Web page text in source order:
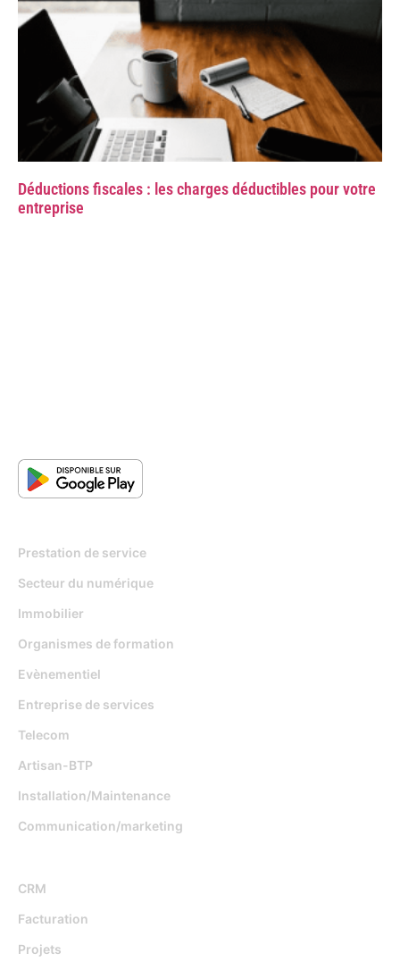
Déductions fiscales : les charges déductibles pour votre
entreprise
Prestation de service
Secteur du numérique
Immobilier
Organismes de formation
Evènementiel
Entreprise de services
Telecom
Artisan-BTP
Installation/Maintenance
Communication/marketing
CRM
Facturation
Projets